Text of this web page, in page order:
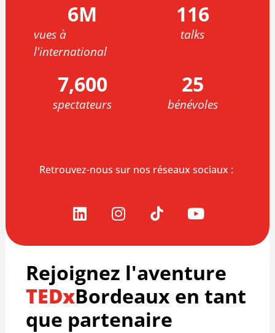
vues à
l'international
6M
talks
116
spectateurs
7,600
bénévoles
25
Retrouvez-nous sur nos réseaux sociaux :
Rejoignez l'aventure
TEDxBordeaux en tant
que partenaire